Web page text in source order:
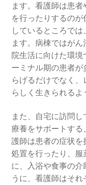
ます。看護師は患
を行ったりするの
しているところで
ます。病棟ではが
院生活に向けた環
ーミナル期の患者
らげるだけでなく
らしく生きられるよ
また、自宅に訪問
療養をサポートす
護師は患者の症状
処置を行ったり、服
に、入浴や食事の
うに、看護師はそ